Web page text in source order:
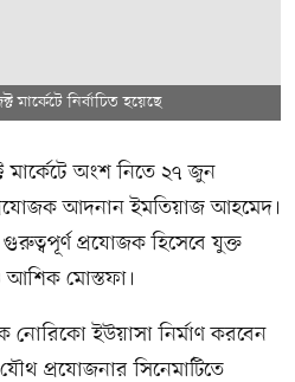
নির্বাচিত হয়েছে
মার্কেটে অংশ নিতে ২৭ জুন
আদনান ইমতিয়াজ আহমেদ।
প্রযোজক হিসেবে যুক্ত
মোস্তফা।
নোরিকো ইউয়াসা নির্মাণ করবেন
প্রযোজনার সিনেমাটিতে